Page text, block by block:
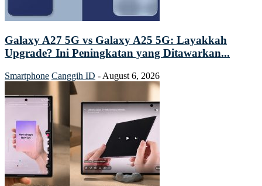
Galaxy A27 5G vs Galaxy A25 5G: Layakkah
Upgrade? Ini Peningkatan yang Ditawarkan...
Smartphone Canggih ID - August 6, 2026